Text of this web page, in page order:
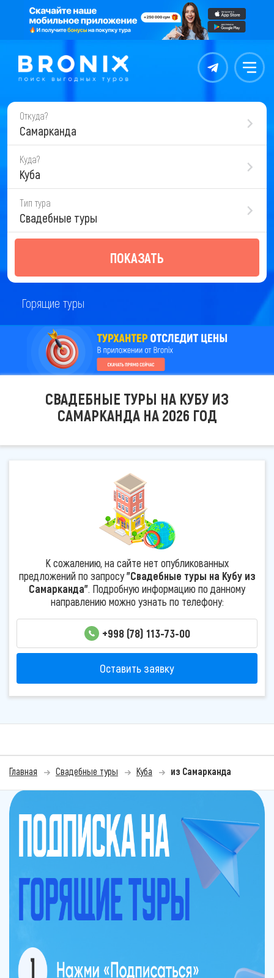
Контакты Меню
Откуда?
Самарканда
Куда?
Куба
Тип тура
Свадебные туры
ПОКАЗАТЬ
Горящие туры
СВАДЕБНЫЕ ТУРЫ НА КУБУ ИЗ
САМАРКАНДА НА 2026 ГОД
К сожалению, на сайте нет опубликованных
предложений по запросу"Свадебные туры на Кубу из
Самарканда". Подробную информацию по данному
направлению можно узнать по телефону:
+998 (78) 113-73-00
Оставить заявку
Главная Свадебные туры Куба из Самарканда